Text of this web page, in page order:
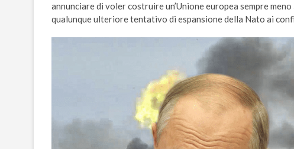
annunciare di voler costruire un’Unione europea sempre
qualunque ulteriore tentativo di espansione della Nato ai